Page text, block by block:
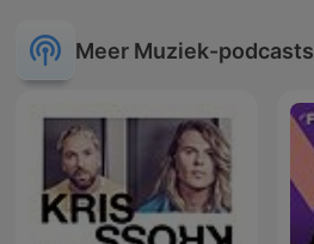
Meer Muziek-podcasts